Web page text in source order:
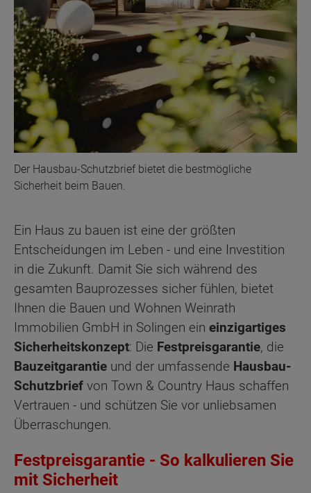
Der Hausbau-Schutzbrief bietet die bestmögliche
Sicherheit beim Bauen.
Ein Haus zu bauen ist eine der größten
Entscheidungen im Leben - und eine Investition
in die Zukunft. Damit Sie sich während des
gesamten Bauprozesses sicher fühlen, bietet
Ihnen die Bauen und Wohnen Weinrath
Immobilien GmbH in Solingen ein einzigartiges
Sicherheitskonzept: Die Festpreisgarantie, die
Bauzeitgarantie und der umfassende Hausbau-
Schutzbrief von Town & Country Haus schaffen
Vertrauen - und schützen Sie vor unliebsamen
Überraschungen.
Festpreisgarantie - So kalkulieren Sie
mit Sicherheit